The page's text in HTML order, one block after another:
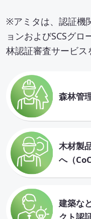
※アミタは、認証機
ョンおよびSCSグ
林認証審査サービス
森林管
木材製
へ（
建築な
クト認